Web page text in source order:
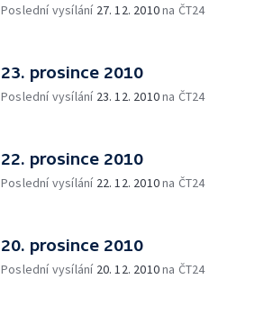
Poslední vysílání 27. 12. 2010na ČT24
23. prosince 2010
Poslední vysílání 23. 12. 2010na ČT24
22. prosince 2010
Poslední vysílání 22. 12. 2010na ČT24
20. prosince 2010
Poslední vysílání 20. 12. 2010na ČT24